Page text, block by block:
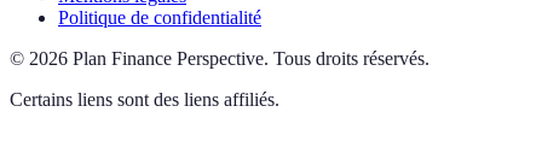
Politique de confidentialité
© 2026 Plan Finance Perspective. Tous droits réservés.
Certains liens sont des liens affiliés.